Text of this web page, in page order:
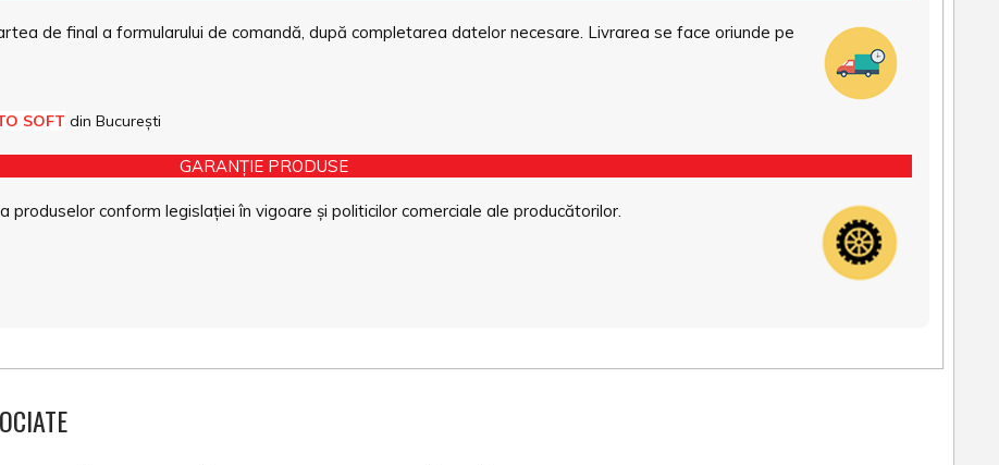
de final a formularului de comandă, după completarea datelor necesare. Livrarea se face oriunde pe
SOFT din București
GARANȚIE PRODUSE
conform legislației în vigoare și politicilor comerciale ale producătorilor.